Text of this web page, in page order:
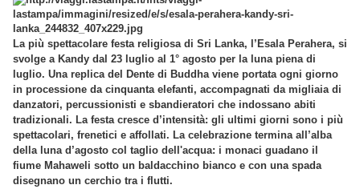
La più spettacolare festa religiosa di Sri Lanka, l’Esala Perahera, si
svolge a Kandy dal 23 luglio al 1° agosto per la luna piena di
luglio. Una replica del Dente di Buddha viene portata ogni giorno
in processione da cinquanta elefanti, accompagnati da migliaia di
danzatori, percussionisti e sbandieratori che indossano abiti
tradizionali. La festa cresce d’intensità: gli ultimi giorni sono i più
spettacolari, frenetici e affollati. La celebrazione termina all’alba
della luna d’agosto col taglio dell'acqua: i monaci guadano il
fiume Mahaweli sotto un baldacchino bianco e con una spada
disegnano un cerchio tra i flutti.